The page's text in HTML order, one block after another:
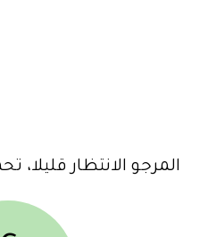
المرجو الانتظار